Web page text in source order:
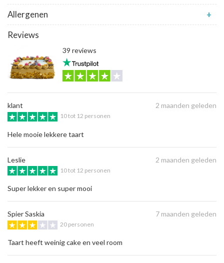
Allergenen
+
Reviews
39 reviews
klant 2 maanden geleden
10 tot 12 personen
Hele mooie lekkere taart
Leslie 2 maanden geleden
10 tot 12 personen
Super lekker en super mooi
Spier Saskia 7 maanden geleden
20 personen
Taart heeft weinig cake en veel room